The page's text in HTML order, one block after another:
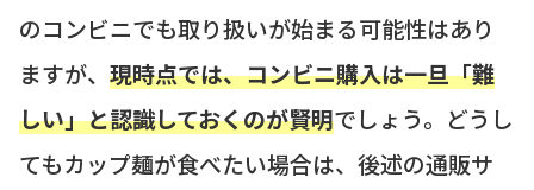
のコンビニでも取り扱いが始まる可能性はあり
ますが、 現時点では、コンビニ購入は一旦「難
しい」と認識しておくのが賢明でしょう。どうし
てもカップ麺が食べたい場合は、後述の通販サ